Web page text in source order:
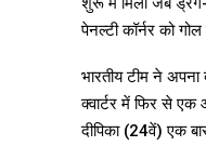
पेनल्टी कॉर्नर को
भारतीय टीम ने
क्वार्टर में फिर से एक
दीपिका (24वें) एक